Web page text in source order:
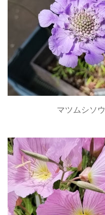
マツムシソウ